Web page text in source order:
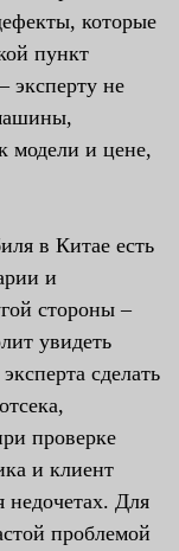
которые
пункт
эксперту не
модели и цене,
в Китае есть
и
стороны –
увидеть
сделать
проверке
и клиент
Для
проблемой